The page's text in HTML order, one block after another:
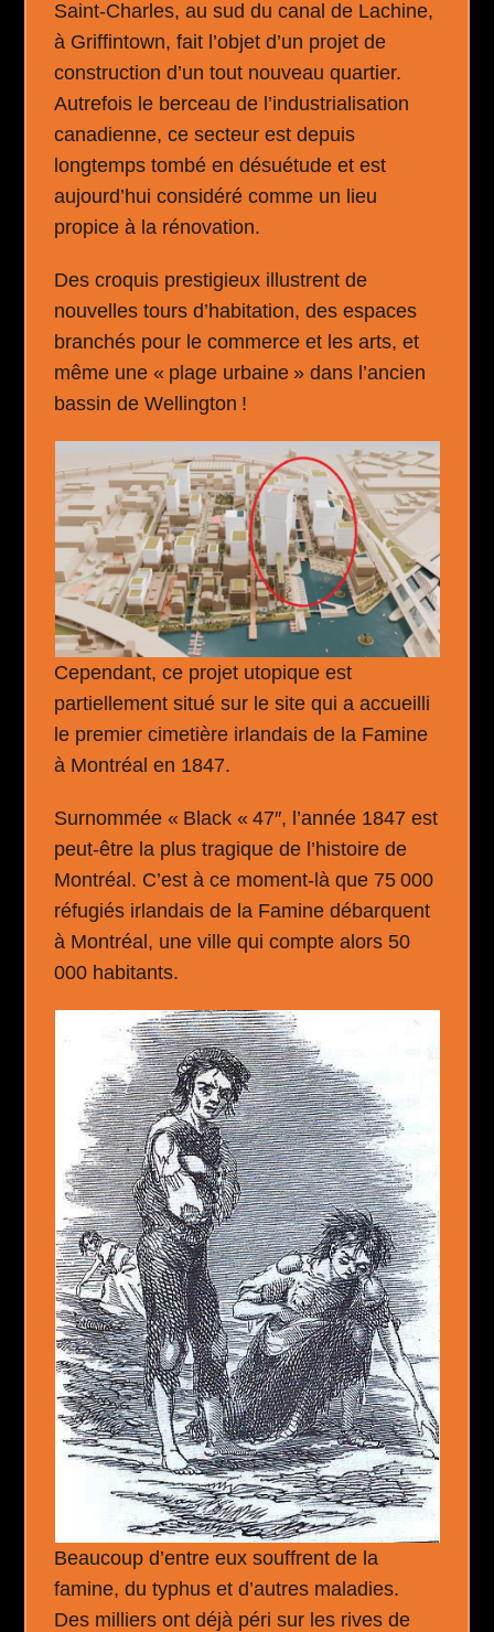
Saint-Charles, au sud du canal de Lachine,
à Griffintown, fait l’objet d’un projet de
construction d’un tout nouveau quartier.
Autrefois le berceau de l’industrialisation
canadienne, ce secteur est depuis
longtemps tombé en désuétude et est
aujourd’hui considéré comme un lieu
propice à la rénovation.
Des croquis prestigieux illustrent de
nouvelles tours d’habitation, des espaces
branchés pour le commerce et les arts, et
même une « plage urbaine » dans l’ancien
bassin de Wellington !
Cependant, ce projet utopique est
partiellement situé sur le site qui a accueilli
le premier cimetière irlandais de la Famine
à Montréal en 1847.
Surnommée « Black « 47″, l’année 1847 est
peut-être la plus tragique de l’histoire de
Montréal. C’est à ce moment-là que 75 000
réfugiés irlandais de la Famine débarquent
à Montréal, une ville qui compte alors 50
000 habitants.
Beaucoup d’entre eux souffrent de la
famine, du typhus et d’autres maladies.
Des milliers ont déjà péri sur les rives de